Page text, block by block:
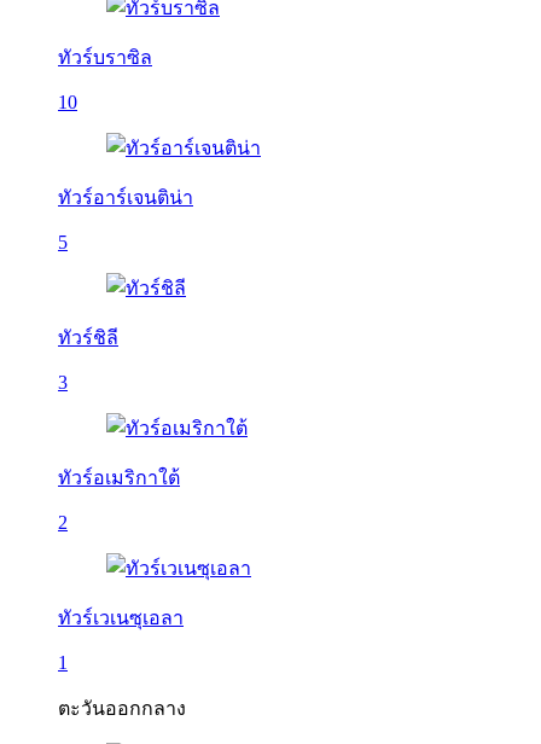
ทัวร์บราซิล
10
ทัวร์อาร์เจนติน่า
5
ทัวร์ชิลี
3
ทัวร์อเมริกาใต้
2
ทัวร์เวเนซุเอลา
1
ตะวันออกกลาง